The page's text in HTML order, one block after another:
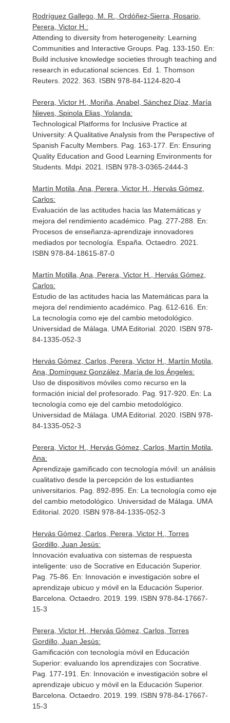
Rodríguez Gallego, M. R., Ordóñez-Sierra, Rosario,
Perera, Victor H.:
Attending to diversity from heterogeneity: Learning
Communities and Interactive Groups. Pag. 133-150. En:
Build inclusive knowledge societies through teaching and
research in educational sciences. Ed. 1. Thomson
Reuters. 2022. 363. ISBN 978-84-1124-820-4
Perera, Victor H., Moriña, Anabel, Sánchez Díaz, María
Nieves, Spinola Elias, Yolanda:
Technological Platforms for Inclusive Practice at
University: A Qualitative Analysis from the Perspective of
Spanish Faculty Members. Pag. 163-177. En: Ensuring
Quality Education and Good Learning Environments for
Students. Mdpi. 2021. ISBN 978-3-0365-2444-3
Martín Motila, Ana, Perera, Victor H., Hervás Gómez,
Carlos:
Evaluación de las actitudes hacia las Matemáticas y
mejora del rendimiento académico. Pag. 277-288. En:
Procesos de enseñanza-aprendizaje innovadores
mediados por tecnología . España. Octaedro. 2021.
ISBN 978-84-18615-87-0
Martín Motilla, Ana, Perera, Victor H., Hervás Gómez,
Carlos:
Estudio de las actitudes hacia las Matemáticas para la
mejora del rendimiento académico. Pag. 612-616. En:
La tecnología como eje del cambio metodológico.
Universidad de Málaga. UMA Editorial. 2020. ISBN 978-
84-1335-052-3
Hervás Gómez, Carlos, Perera, Victor H., Martín Motila,
Ana, Domínguez González, María de los Ángeles:
Uso de dispositivos móviles como recurso en la
formación inicial del profesorado. Pag. 917-920. En: La
tecnología como eje del cambio metodológico.
Universidad de Málaga. UMA Editorial. 2020. ISBN 978-
84-1335-052-3
Perera, Victor H., Hervás Gómez, Carlos, Martín Motila,
Ana:
Aprendizaje gamificado con tecnología móvil: un análisis
cualitativo desde la percepción de los estudiantes
universitarios. Pag. 892-895. En: La tecnología como eje
del cambio metodológico. Universidad de Málaga. UMA
Editorial. 2020. ISBN 978-84-1335-052-3
Hervás Gómez, Carlos, Perera, Victor H., Torres
Gordillo, Juan Jesús:
Innovación evaluativa con sistemas de respuesta
inteligente: uso de Socrative en Educación Superior.
Pag. 75-86. En: Innovación e investigación sobre el
aprendizaje ubicuo y móvil en la Educación Superior.
Barcelona. Octaedro. 2019. 199. ISBN 978-84-17667-
15-3
Perera, Victor H., Hervás Gómez, Carlos, Torres
Gordillo, Juan Jesús:
Gamificación con tecnología móvil en Educación
Superior: evaluando los aprendizajes con Socrative.
Pag. 177-191. En: Innovación e investigación sobre el
aprendizaje ubicuo y móvil en la Educación Superior.
Barcelona. Octaedro. 2019. 199. ISBN 978-84-17667-
15-3